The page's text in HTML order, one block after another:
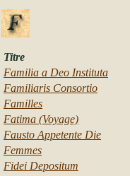
Titre
Familia a Deo Instituta
Familiaris Consortio
Familles
Fatima (Voyage)
Fausto Appetente Die
Femmes
Fidei Depositum